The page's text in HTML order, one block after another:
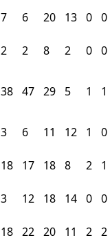
7 6 20 13 0 0
2 2 8 2 0 0
38 47 29 5 1 1
3 6 11 12 1 0
18 17 18 8 2 1
3 12 18 14 0 0
18 22 20 11 2 2